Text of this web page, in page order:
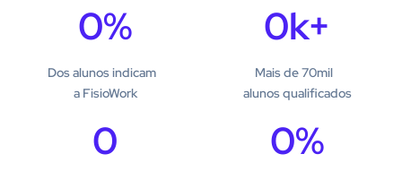
0%
Dos alunos indicam
a FisioWork
0k+
Mais de 70mil
alunos qualificados
0 0%